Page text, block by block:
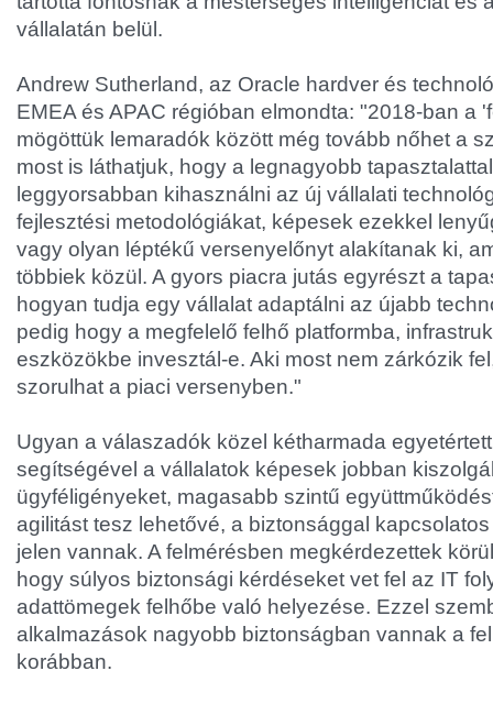
vállalatán belül.
Andrew Sutherland, az Oracle hardver és
EMEA és APAC régióban elmondta: "2018-ban a
mögöttük lemaradók között még tovább nőhet a
most is láthatjuk, hogy a legnagyobb
leggyorsabban kihasználni az új vállalati
fejlesztési metodológiákat, képesek ezekkel
vagy olyan léptékű versenyelőnyt alakítanak ki,
többiek közül. A gyors piacra jutás egyrészt a
hogyan tudja egy vállalat adaptálni az újabb
pedig hogy a megfelelő felhő platformba,
eszközökbe invesztál-e. Aki most nem zárkózik
szorulhat a piaci versenyben."
Ugyan a válaszadók közel kétharmada
segítségével a vállalatok képesek jobban
ügyféligényeket, magasabb szintű
agilitást tesz lehetővé, a biztonsággal
jelen vannak. A felmérésben megkérdezettek
hogy súlyos biztonsági kérdéseket vet fel az IT
adattömegek felhőbe való helyezése. Ezzel
alkalmazások nagyobb biztonságban vannak a
korábban.